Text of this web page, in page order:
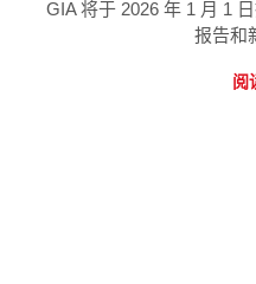
GIA 将于 2026 年 1 月 1
报告和
阅